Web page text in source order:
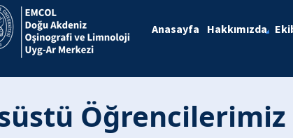
Anasayfa Hakkımızda
Öğrencilerimiz